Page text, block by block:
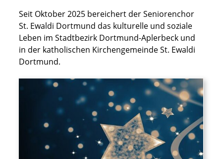
Seit Oktober 2025 bereichert der Seniorenchor
St. Ewaldi Dortmund das kulturelle und soziale
Leben im Stadtbezirk Dortmund-Aplerbeck und
in der katholischen Kirchengemeinde St. Ewaldi
Dortmund.